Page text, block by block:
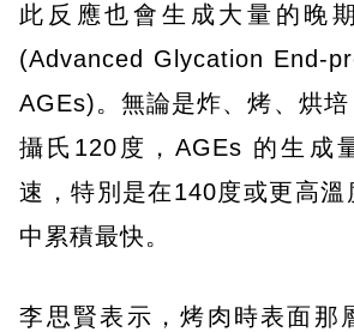
此反應也會生成大量的晚
(Advanced Glycation End-
AGEs)。無論是炸、烤、烘培
攝氏120度，AGEs 的生成
速，特別是在140度或更高溫
中累積最快。
李思賢表示，烤肉時表面那